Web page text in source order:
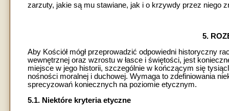
zarzuty, jakie są mu stawiane, jak i o krzywdy przez niego
5.
Aby Kościół mógł przeprowadzić odpowiedni historyczny
wewnętrznej oraz wzrostu w łasce i świętości, jest
miejsce w jego historii, szczególnie w kończącym się
nośności moralnej i duchowej. Wymaga to zdefiniowania
sprecyzowań koniecznych na poziomie etycznym.
5.1. Niektóre kryteria etyczne